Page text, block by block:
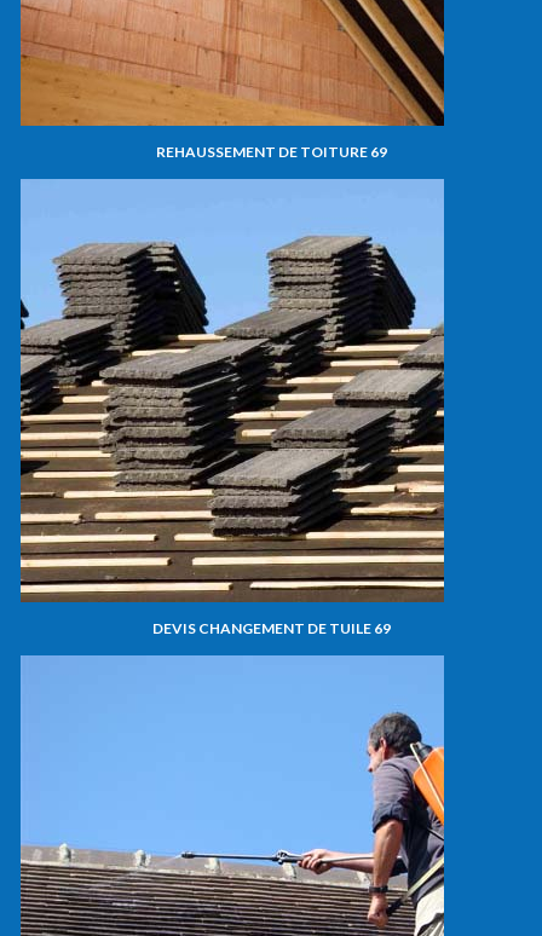
REHAUSSEMENT DE TOITURE 69
DEVIS CHANGEMENT DE TUILE 69